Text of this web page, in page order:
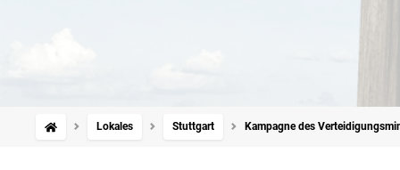
Lokales Stuttgart Kampagne des